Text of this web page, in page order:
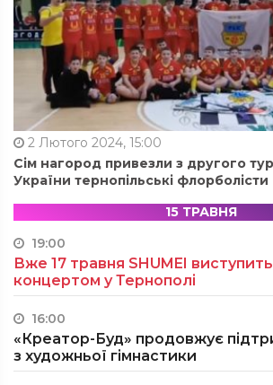
2 Лютого 2024, 15:00
Сім нагород привезли з другого
України тернопільські флорболісти
15 ТРАВНЯ
19:00
Вже 17 травня SHUMEI
концертом у Тернополі
16:00
«Креатор-Буд» продовжує
з художньої гімнастики